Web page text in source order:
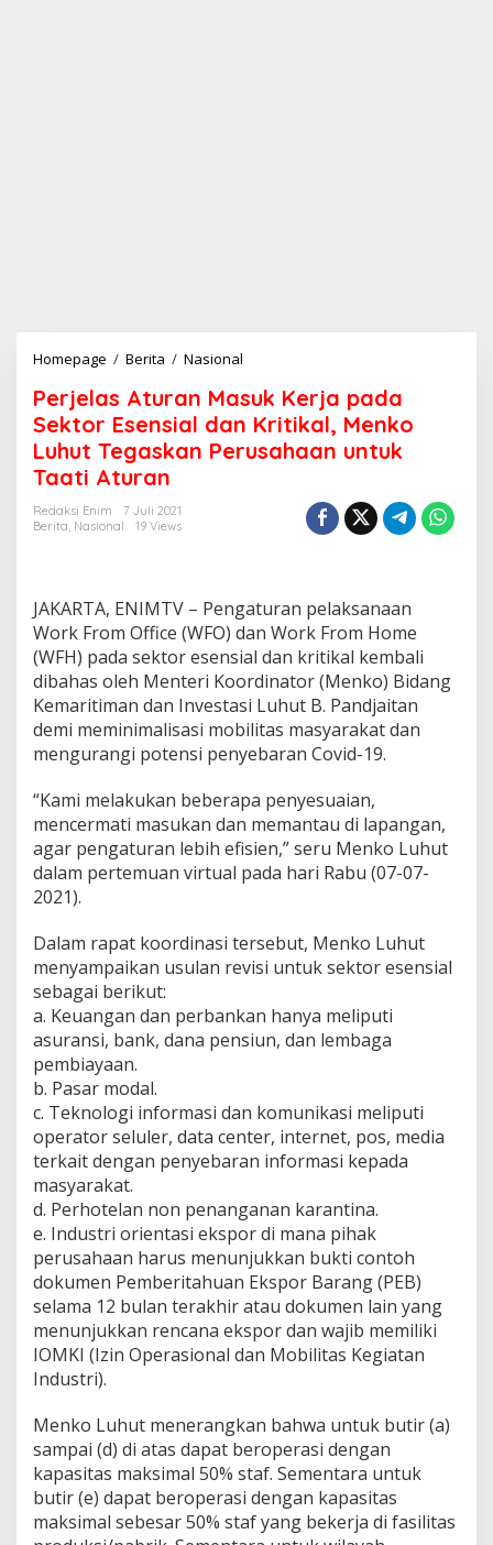
Homepage / Berita / Nasional
r
j
e
n
M
a
s
u
k
K
e
j
p
a
d
k
t
r
E
s
s
i
l
a
n
K
r
t
i
k
M
e
n
k
o
L
Perjelas Aturan Masuk Kerja pada
Sektor Esensial dan Kritikal, Menko
Luhut Tegaskan Perusahaan untuk
Taati Aturan
Redaksi Enim
7 Juli 2021
Berita, Nasional 19 Views
JAKARTA, ENIMTV – Pengaturan pelaksanaan
Work From Office (WFO) dan Work From Home
(WFH) pada sektor esensial dan kritikal kembali
dibahas oleh Menteri Koordinator (Menko) Bidang
Kemaritiman dan Investasi Luhut B. Pandjaitan
demi meminimalisasi mobilitas masyarakat dan
mengurangi potensi penyebaran Covid-19.
“Kami melakukan beberapa penyesuaian,
mencermati masukan dan memantau di lapangan,
agar pengaturan lebih efisien,” seru Menko Luhut
dalam pertemuan virtual pada hari Rabu (07-07-
2021).
Dalam rapat koordinasi tersebut, Menko Luhut
menyampaikan usulan revisi untuk sektor esensial
sebagai berikut:
a. Keuangan dan perbankan hanya meliputi
asuransi, bank, dana pensiun, dan lembaga
pembiayaan.
b. Pasar modal.
c. Teknologi informasi dan komunikasi meliputi
operator seluler, data center, internet, pos, media
terkait dengan penyebaran informasi kepada
masyarakat.
d. Perhotelan non penanganan karantina.
e. Industri orientasi ekspor di mana pihak
perusahaan harus menunjukkan bukti contoh
dokumen Pemberitahuan Ekspor Barang (PEB)
selama 12 bulan terakhir atau dokumen lain yang
menunjukkan rencana ekspor dan wajib memiliki
IOMKI (Izin Operasional dan Mobilitas Kegiatan
Industri).
Menko Luhut menerangkan bahwa untuk butir (a)
sampai (d) di atas dapat beroperasi dengan
kapasitas maksimal 50% staf. Sementara untuk
butir (e) dapat beroperasi dengan kapasitas
maksimal sebesar 50% staf yang bekerja di fasilitas